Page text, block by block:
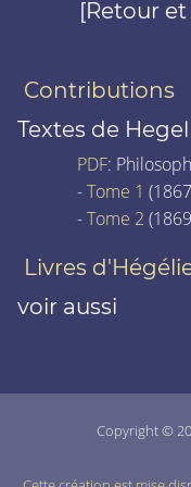
[Retour
Contributions
Textes de
PDF:
-Tome 1
-Tome 2
Livres
voir aussi
Copyright ©